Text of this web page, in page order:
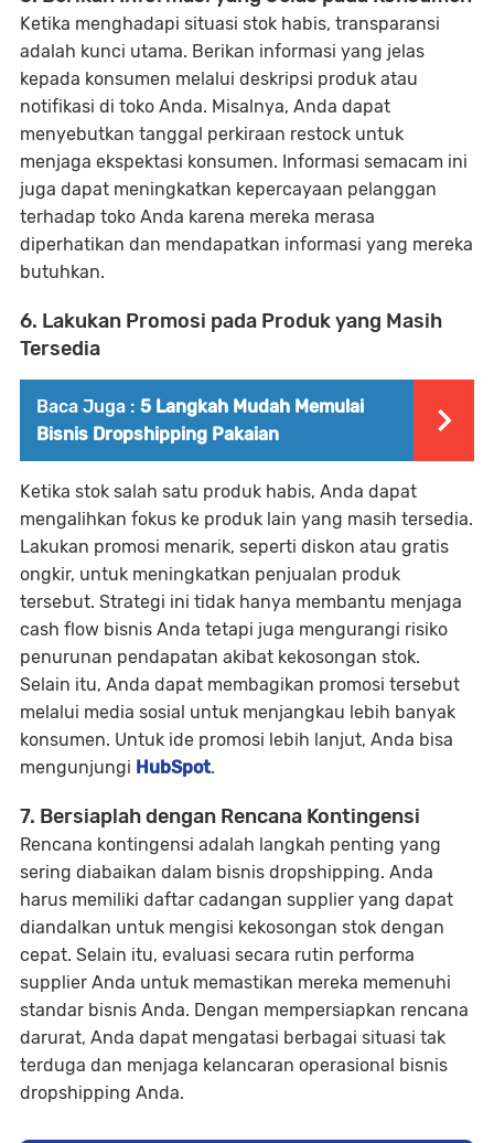
Ketika menghadapi situasi stok habis, transparansi
adalah kunci utama. Berikan informasi yang jelas
kepada konsumen melalui deskripsi produk atau
notifikasi di toko Anda. Misalnya, Anda dapat
menyebutkan tanggal perkiraan restock untuk
menjaga ekspektasi konsumen. Informasi semacam ini
juga dapat meningkatkan kepercayaan pelanggan
terhadap toko Anda karena mereka merasa
diperhatikan dan mendapatkan informasi yang mereka
butuhkan.
6. Lakukan Promosi pada Produk yang Masih
Tersedia
Baca Juga : 5 Langkah Mudah Memulai
Bisnis Dropshipping Pakaian
Ketika stok salah satu produk habis, Anda dapat
mengalihkan fokus ke produk lain yang masih tersedia.
Lakukan promosi menarik, seperti diskon atau gratis
ongkir, untuk meningkatkan penjualan produk
tersebut. Strategi ini tidak hanya membantu menjaga
cash flow bisnis Anda tetapi juga mengurangi risiko
penurunan pendapatan akibat kekosongan stok.
Selain itu, Anda dapat membagikan promosi tersebut
melalui media sosial untuk menjangkau lebih banyak
konsumen. Untuk ide promosi lebih lanjut, Anda bisa
mengunjungi HubSpot.
7. Bersiaplah dengan Rencana Kontingensi
Rencana kontingensi adalah langkah penting yang
sering diabaikan dalam bisnis dropshipping. Anda
harus memiliki daftar cadangan supplier yang dapat
diandalkan untuk mengisi kekosongan stok dengan
cepat. Selain itu, evaluasi secara rutin performa
supplier Anda untuk memastikan mereka memenuhi
standar bisnis Anda. Dengan mempersiapkan rencana
darurat, Anda dapat mengatasi berbagai situasi tak
terduga dan menjaga kelancaran operasional bisnis
dropshipping Anda.